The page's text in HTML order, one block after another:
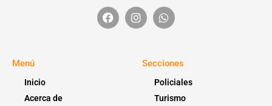
Menú
Inicio
Acerca de
Secciones
Policiales
Turismo